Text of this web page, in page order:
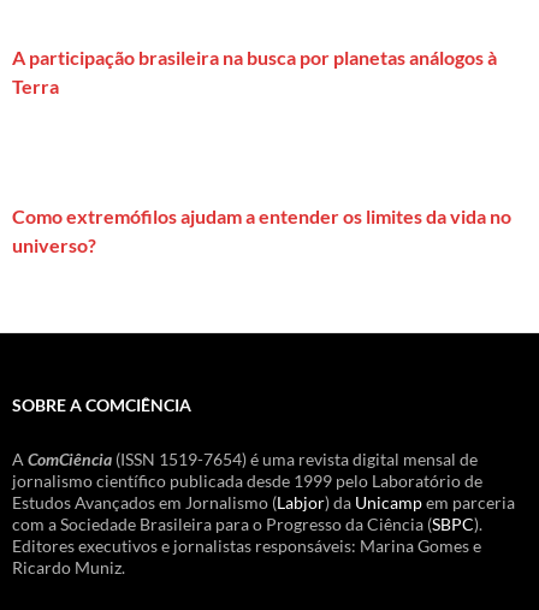
A participação brasileira na busca por planetas análogos à
Terra
Como extremófilos ajudam a entender os limites da vida no
universo?
SOBRE A COMCIÊNCIA
A ComCiência (ISSN 1519-7654) é uma revista digital mensal de
jornalismo científico publicada desde 1999 pelo Laboratório de
Estudos Avançados em Jornalismo (Labjor) da Unicampem parceria
com a Sociedade Brasileira para o Progresso da Ciência (SBPC).
Editores executivos e jornalistas responsáveis: Marina Gomes e
Ricardo Muniz.